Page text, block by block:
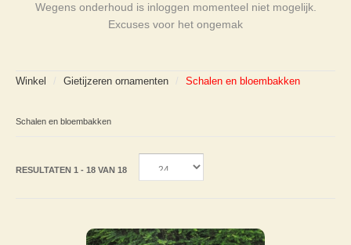
Wegens onderhoud is inloggen momenteel niet mogelijk.
Excuses voor het ongemak
Winkel Gietijzeren ornamenten Schalen en bloembakken
Schalen en bloembakken
RESULTATEN 1 - 18 VAN 18